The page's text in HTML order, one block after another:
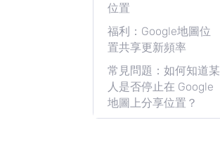
位置
福利：Google地圖位
置共享更新頻率
常見問題：如何知道某
人是否停止在 Google
地圖上分享位置？